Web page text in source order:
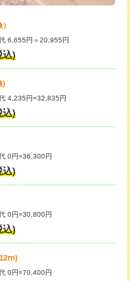
6,655円＝20,955円
込)
)
4,235円=32,835円
込)
0円=36,300円
込)
0円=30,800円
込)
12ⅿ)
0円=70,400円